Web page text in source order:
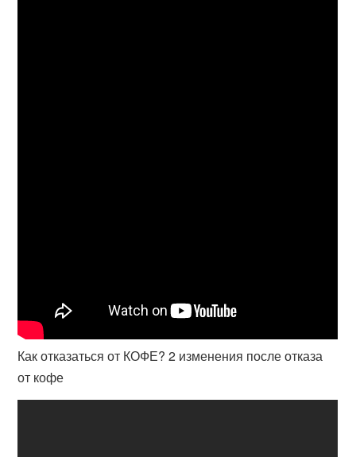
Как отказаться от КОФЕ? 2 изменения после отказа
от кофе